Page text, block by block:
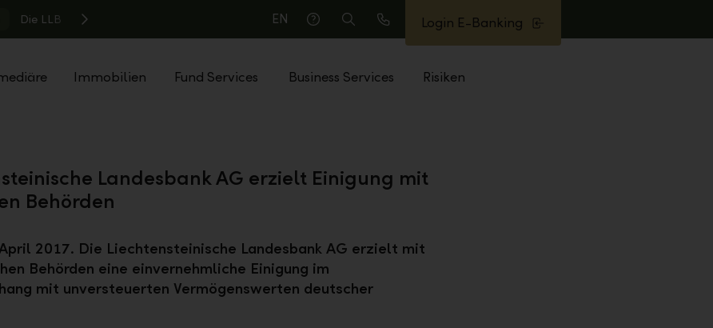
Die LLB
EN
Hilfe
Suche
Anrufen
Login E-Banking
Immobilien Fund Services Business Services Risiken
Landesbank AG erzielt Einigung mit
Behörden
2017. Die Liechtensteinische Landesbank AG erzielt mit
Behörden eine einvernehmliche Einigung im
mit unversteuerten Vermögenswerten deutscher